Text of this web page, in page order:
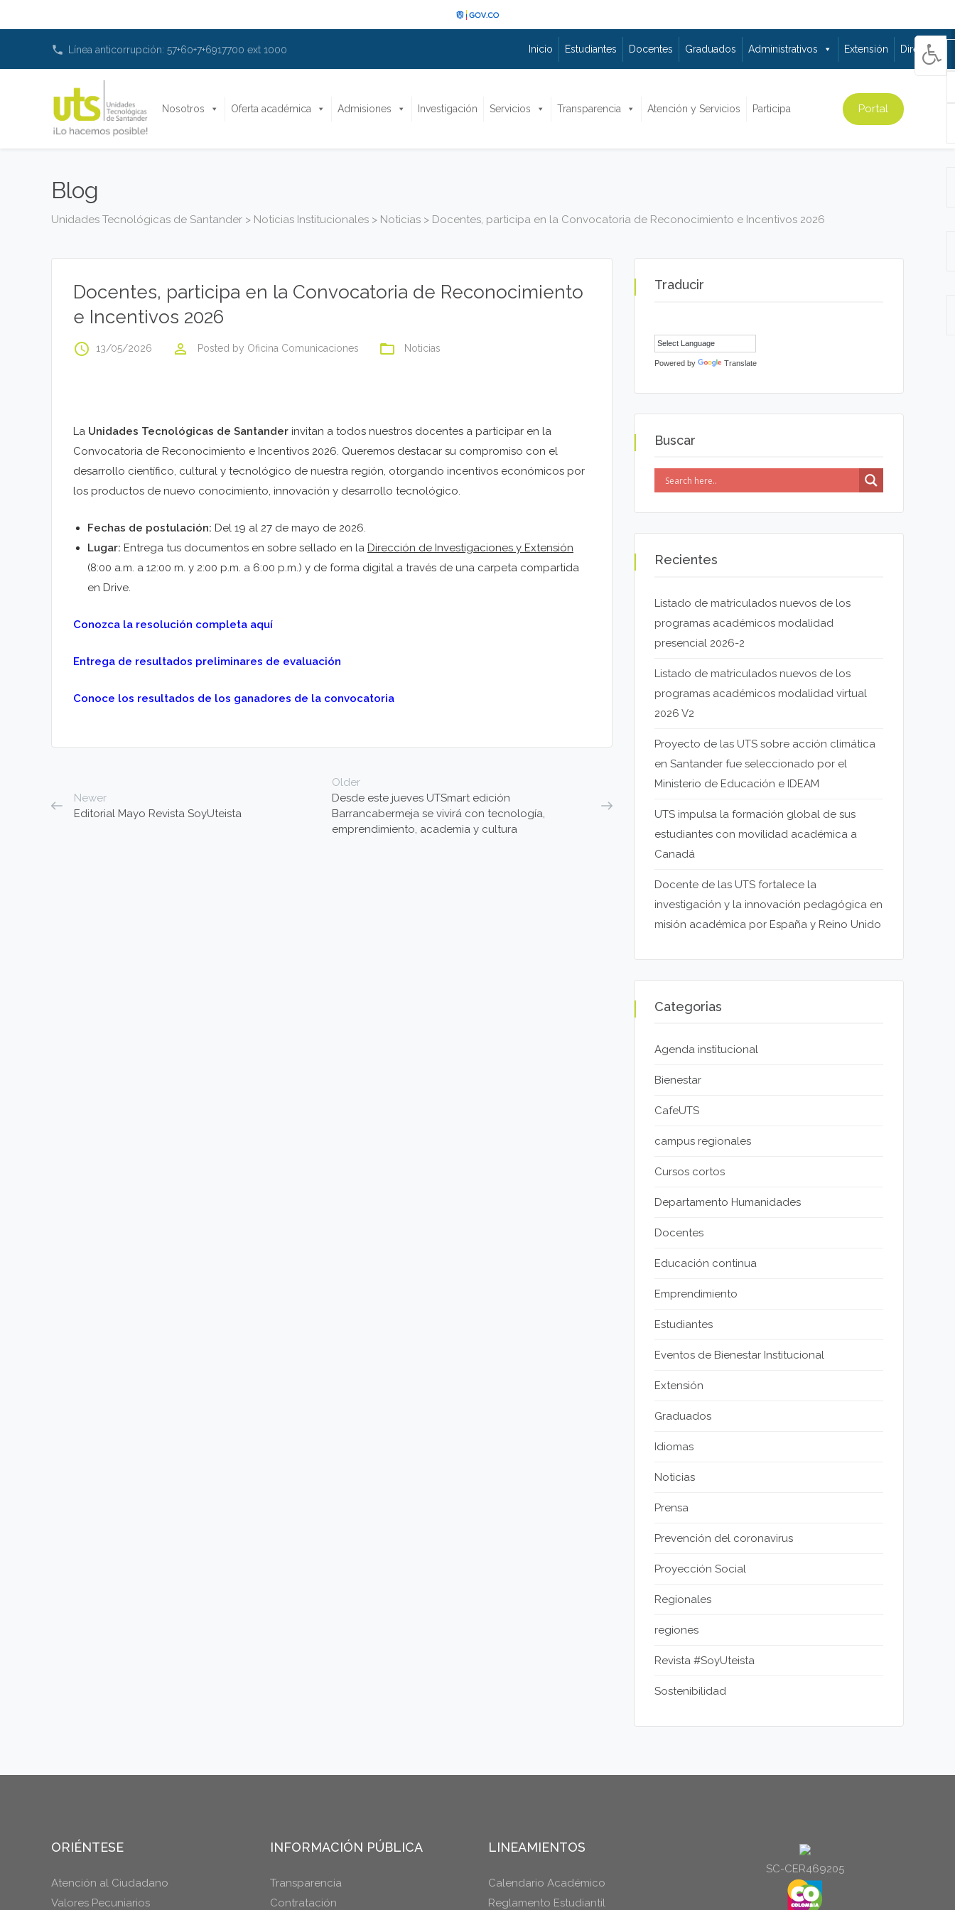
phone Línea anticorrupción: 57+60+7+6917700 ext 1000 Inicio Estudiantes Docentes Graduados Administrativos Extensión Directorio
Nosotros Oferta académica Admisiones Investigación Servicios Transparencia Atención y Servicios Participa Portal
Blog
Unidades Tecnológicas de Santander > Noticias Institucionales > Noticias > Docentes, participa en la Convocatoria de Reconocimiento e Incentivos 2026
Docentes, participa en la Convocatoria de Reconocimiento
e Incentivos 2026
access_time 13/05/2026 perm_identity Posted by Oficina Comunicaciones folder_open Noticias
La Unidades Tecnológicas de Santander invitan a todos nuestros docentes a participar en la
Convocatoria de Reconocimiento e Incentivos 2026. Queremos destacar su compromiso con el
desarrollo científico, cultural y tecnológico de nuestra región, otorgando incentivos económicos por
los productos de nuevo conocimiento, innovación y desarrollo tecnológico.
Fechas de postulación: Del 19 al 27 de mayo de 2026.
Lugar: Entrega tus documentos en sobre sellado en la Dirección de Investigaciones y Extensión
(8:00 a.m. a 12:00 m. y 2:00 p.m. a 6:00 p.m.) y de forma digital a través de una carpeta compartida
en Drive.
Conozca la resolución completa aquí
Entrega de resultados preliminares de evaluación
Conoce los resultados de los ganadores de la convocatoria
Newer
Editorial Mayo Revista SoyUteista
Older
Desde este jueves UTSmart edición
Barrancabermeja se vivirá con tecnología,
emprendimiento, academia y cultura
Traducir
Powered by Translate
Buscar
Recientes
Listado de matriculados nuevos de los
programas académicos modalidad
presencial 2026-2
Listado de matriculados nuevos de los
programas académicos modalidad virtual
2026 V2
Proyecto de las UTS sobre acción climática
en Santander fue seleccionado por el
Ministerio de Educación e IDEAM
UTS impulsa la formación global de sus
estudiantes con movilidad académica a
Canadá
Docente de las UTS fortalece la
investigación y la innovación pedagógica en
misión académica por España y Reino Unido
Categorias
Agenda institucional
Bienestar
CafeUTS
campus regionales
Cursos cortos
Departamento Humanidades
Docentes
Educación continua
Emprendimiento
Estudiantes
Eventos de Bienestar Institucional
Extensión
Graduados
Idiomas
Noticias
Prensa
Prevención del coronavirus
Proyección Social
Regionales
regiones
Revista #SoyUteista
Sostenibilidad
ORIÉNTESE
Atención al Ciudadano
Valores Pecuniarios
INFORMACIÓN PÚBLICA
Transparencia
Contratación
LINEAMIENTOS
Calendario Académico
Reglamento Estudiantil
SC-CER469205